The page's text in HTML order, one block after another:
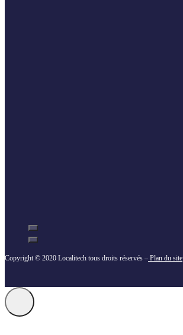
Copyright © 2020 Localitech tous droits réservés – Plan du site